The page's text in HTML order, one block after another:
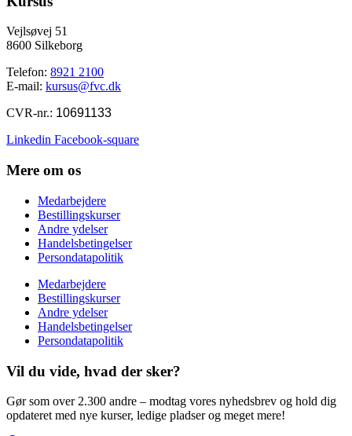
Vejlsøvej 51
8600 Silkeborg
Telefon: 8921 2100
E-mail: kursus@fvc.dk
CVR-nr.: 10691133
Linkedin Facebook-square
Mere om os
Medarbejdere
Bestillingskurser
Andre ydelser
Handelsbetingelser
Persondatapolitik
Medarbejdere
Bestillingskurser
Andre ydelser
Handelsbetingelser
Persondatapolitik
Vil du vide, hvad der sker?
Gør som over 2.300 andre – modtag vores nyhedsbrev og hold dig
opdateret med nye kurser, ledige pladser og meget mere!